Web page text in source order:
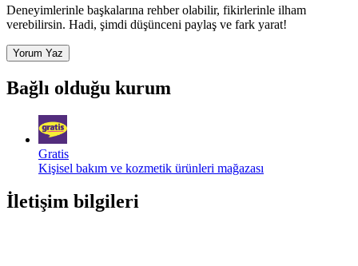
Deneyimlerinle başkalarına rehber olabilir, fikirlerinle ilham
verebilirsin. Hadi, şimdi düşünceni paylaş ve fark yarat!
Yorum Yaz
Bağlı olduğu kurum
Gratis
Kişisel bakım ve kozmetik ürünleri mağazası
İletişim bilgileri